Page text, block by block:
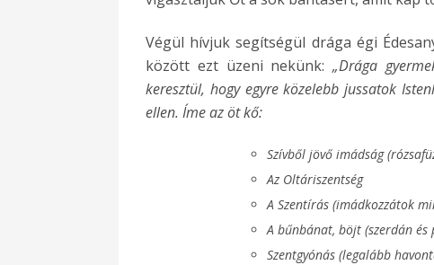
Végül hívjuk segítségül drága égi
között ezt üzeni nekünk:„Drága
keresztül, hogy egyre közelebb jussatok
ellen. Íme az öt kő:
Szívből jövő imádság
Az Oltáriszentség
A Szentírás (imádkozzátok
A bűnbánat, böjt (szerdán és
Szentgyónás (legalább